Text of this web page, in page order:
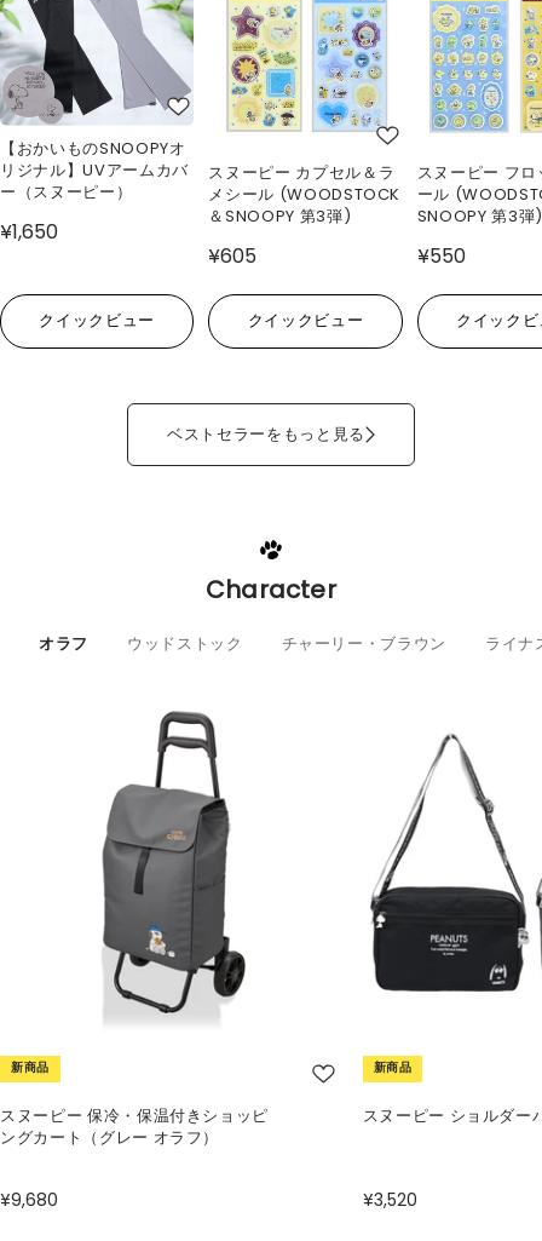
【おかいものSNOOPYオ
リジナル】UVアームカバ
ー（スヌーピー）
¥1,650
クイックビュー
スヌーピー カプセル＆ラ
メシール (WOODSTOCK
＆SNOOPY 第3弾)
¥605
クイックビュー
スヌーピー フ
ール
SNOOPY 第3弾)
¥550
クイック
ベストセラーをもっと見る
Character
オラフ ウッドストック チャーリー・ブラウン ライナ
新商品
スヌーピー 保冷・保温付きショッピ
ングカート（グレー オラフ）
¥9,680
新商品
スヌーピー ショルダー
¥3,520